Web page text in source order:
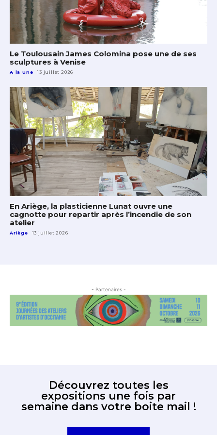
Le Toulousain James Colomina pose une de ses
sculptures à Venise
A la une 13 juillet 2026
En Ariège, la plasticienne Lunat ouvre une
cagnotte pour repartir après l’incendie de son
atelier
Ariège 13 juillet 2026
- Partenaires -
Découvrez toutes les
expositions une fois par
semaine dans votre boite mail !